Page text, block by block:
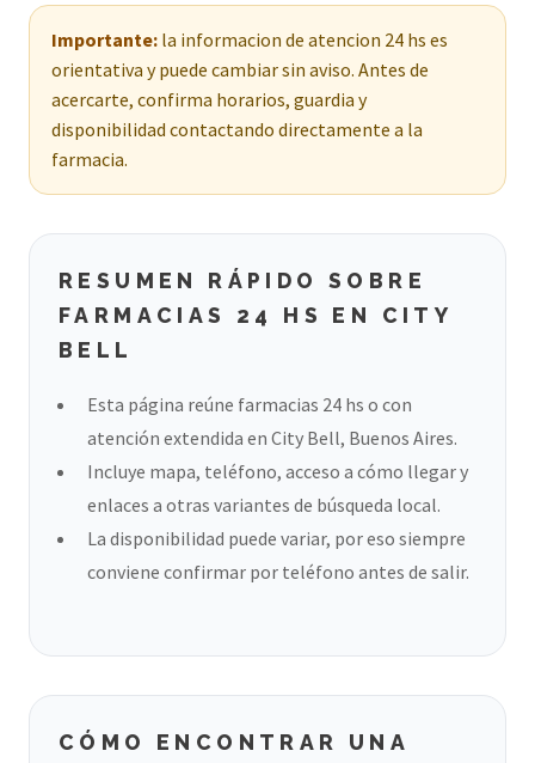
Importante:la informacion de atencion 24 hs es
orientativa y puede cambiar sin aviso. Antes de
acercarte, confirma horarios, guardia y
disponibilidad contactando directamente a la
farmacia.
RESUMEN RÁPIDO SOBRE
FARMACIAS 24 HS EN CITY
BELL
Esta página reúne farmacias 24 hs o con
atención extendida en City Bell, Buenos Aires.
Incluye mapa, teléfono, acceso a cómo llegar y
enlaces a otras variantes de búsqueda local.
La disponibilidad puede variar, por eso siempre
conviene confirmar por teléfono antes de salir.
CÓMO ENCONTRAR UNA